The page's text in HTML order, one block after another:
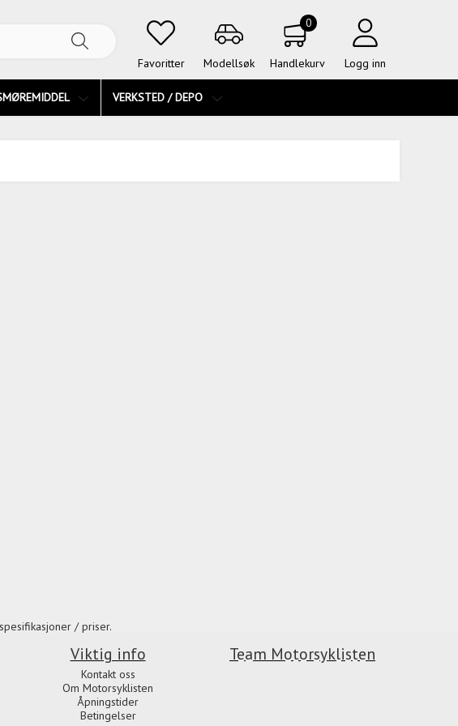
Favoritter Modellsøk
0
Handlekurv Logg inn
VERKSTED / DEPO
/ priser.
Team Motorsyklisten
Viktig info
Kontakt oss
Om Motorsyklisten
Åpningstider
Betingelser